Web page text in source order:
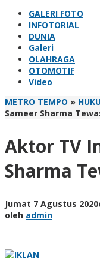
GALERI FOTO
INFOTORIAL
DUNIA
Galeri
OLAHRAGA
OTOMOTIF
Video
METRO TEMPO »
Sameer Sharma
Aktor TV
Sharma
Jumat 7 Agustus 2020
oleh admin